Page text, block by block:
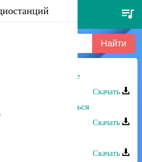
- к тебе хочу
- Хочу к тебе
Скачать
- Не хочу влюбляться
Скачать
К тебе тянусь
Скачать